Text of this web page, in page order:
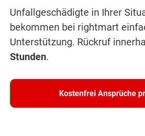
Unfallgeschädigte in Ihrer
bekommen bei rightmart
Unterstützung. Rückruf
Stunden.
Kostenfrei Ansprüche